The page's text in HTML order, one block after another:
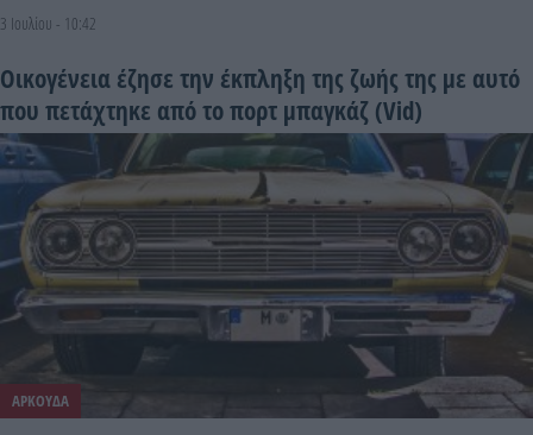
3 Ιουλίου - 10:42
Οικογένεια έζησε την έκπληξη της ζωής της με αυτό
που πετάχτηκε από το πορτ μπαγκάζ (Vid)
ΑΡΚΟΥΔΑ